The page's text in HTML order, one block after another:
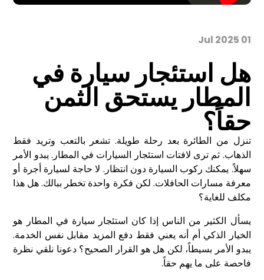
01 Jul 2025
هل استئجار سيارة في
المطار يستحق الثمن
حقا؟
تنزل من الطائرة بعد رحلة طويلة. تشعر بالتعب وتريد فقط
الذهاب. ثم ترى لافتات استئجار السيارات في المطار. يبدو الأمر
سهلاً. يمكنك ركوب السيارة دون انتظار. لا حاجة لسيارة أجرة أو
معرفة مسارات الحافلات. لكن فكرة واحدة تخطر ببالك. هل هذا
مكلف للغاية؟
يسأل الكثير من الناس إذا كان استئجار سيارة في المطار هو
الخيار الذكي أم أنه يعني فقط دفع المزيد مقابل نفس الخدمة.
يبدو الأمر بسيطاً، لكن هل هو القرار الصحيح؟ دعونا نلقي نظرة
فاحصة على ما يهم حقاً.